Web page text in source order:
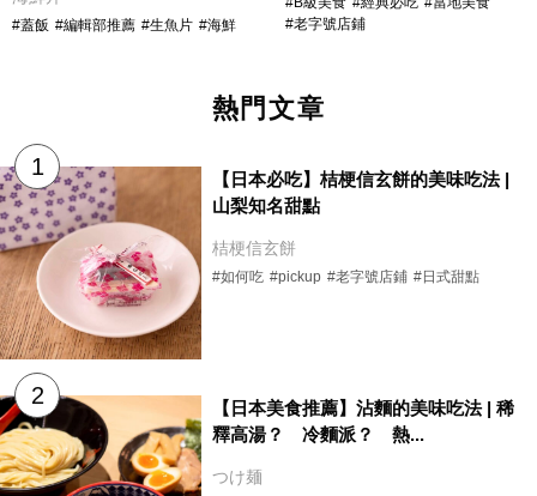
#蓋飯 #編輯部推薦 #生魚片 #海鮮
#老字號店鋪
熱門文章
【日本必吃】桔梗信玄餅的美味吃法 |
山梨知名甜點
桔梗信玄餅
#如何吃 #pickup #老字號店鋪 #日式甜點
【日本美食推薦】沾麵的美味吃法 | 稀
釋高湯？ 冷麵派？ 熱...
つけ麺